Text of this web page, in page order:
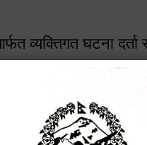
व्यक्तिगत घटना दर्ता
अनलाइन मार्फत व्यक्तिगत घटना